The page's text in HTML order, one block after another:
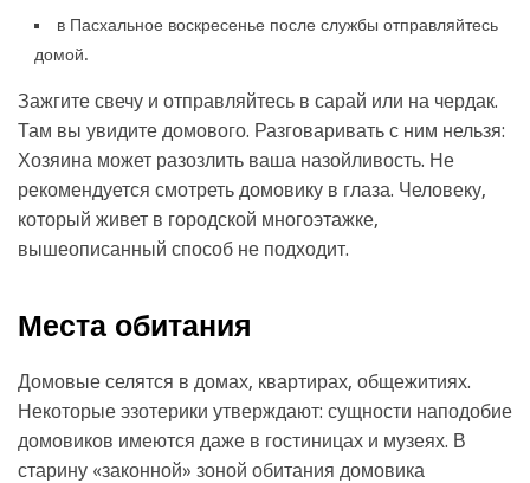
в Пасхальное воскресенье после службы отправляйтесь
домой.
Зажгите свечу и отправляйтесь в сарай или на чердак.
Там вы увидите домового. Разговаривать с ним нельзя:
Хозяина может разозлить ваша назойливость. Не
рекомендуется смотреть домовику в глаза. Человеку,
который живет в городской многоэтажке,
вышеописанный способ не подходит.
Места обитания
Домовые селятся в домах, квартирах, общежитиях.
Некоторые эзотерики утверждают: сущности наподобие
домовиков имеются даже в гостиницах и музеях. В
старину «законной» зоной обитания домовика